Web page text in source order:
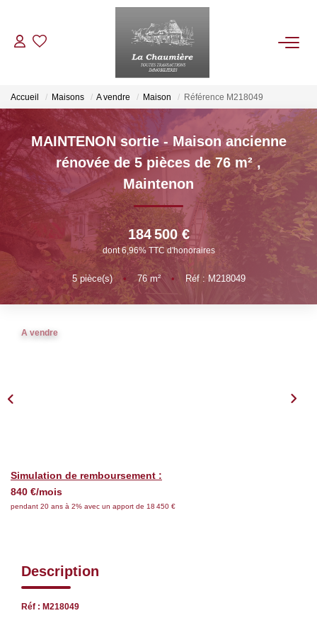
ACHETER
LOUER
ESTIMER
NOS BIENS VENDUS
NOTRE AGENCE
Qui Sommes Nous
Accueil Maisons A vendre Maison Référence M218049
MAINTENON sortie - Maison ancienne
rénovée de 5 pièces de 76 m²,
Maintenon
184 500 €
dont 6,96% TTC d'honoraires
5pièce(s) • 76m² • Réf : M218049
A vendre
Simulation de remboursement :
840 €/mois
pendant 20 ans à 2% avec un apport de 18 450 €
Description
Réf : M218049